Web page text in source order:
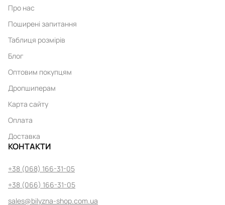
Про нас
Поширені запитання
Таблиця розмірів
Блог
Оптовим покупцям
Дропшиперам
Карта сайту
Оплата
Доставка
КОНТАКТИ
+38 (068) 166-31-05
+38 (066) 166-31-05
sales@bilyzna-shop.com.ua